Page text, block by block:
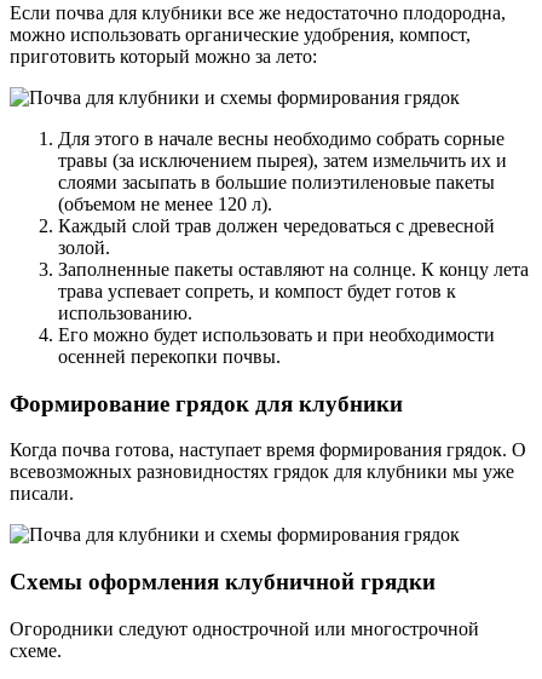
Если почва для клубники все же недостаточно плодородна,
можно использовать органические удобрения, компост,
приготовить который можно за лето:
Для этого в начале весны необходимо собрать сорные
травы (за исключением пырея), затем измельчить их и
слоями засыпать в большие полиэтиленовые пакеты
(объемом не менее 120 л).
Каждый слой трав должен чередоваться с древесной
золой.
Заполненные пакеты оставляют на солнце. К концу лета
трава успевает сопреть, и компост будет готов к
использованию.
Его можно будет использовать и при необходимости
осенней перекопки почвы.
Формирование грядок для клубники
Когда почва готова, наступает время формирования грядок. О
всевозможных разновидностях грядок для клубники мы уже
писали.
Схемы оформления клубничной грядки
Огородники следуют однострочной или многострочной
схеме.